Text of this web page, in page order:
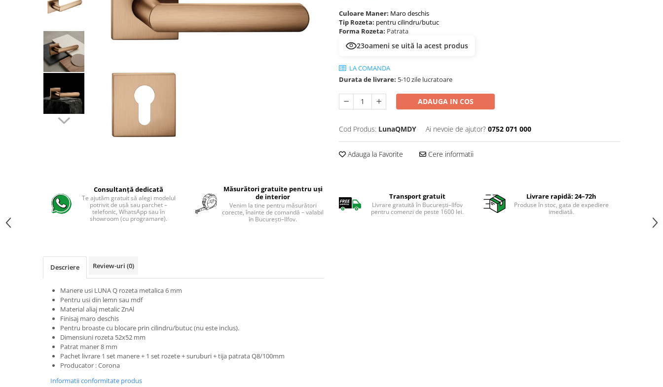
River 12 mm
Woodstock 8mm
Woodstock PRO 8mm
Woodstock XL 10mm
Woodstock XL 8mm
Finsa - Laminat
Finfloor 12mm
Finfloor XL 10mm
Advanced 8 mm
Amazone 10 mm
Evolution 12 mm
Mammut 12 mm
Progress 10 mm
Culoare Maner: Maro deschis
Tip Rozeta: pentru cilindru/butuc
Forma Rozeta: Patrata
23oameni se uită la acest produs
LA COMANDA
Durata de livrare: 5-10 zile lucratoare
ADAUGA IN COS
Cod Produs: LunaQMDY Ai nevoie de ajutor? 0752 071 000
Adauga la Favorite Cere informatii
Consultanță dedicată
Te ajutăm gratuit să alegi modelul
potrivit de ușă sau parchet –
telefonic, WhatsApp sau în
showroom (cu programare).
Măsurători gratuite pentru uși
de interior
Venim la tine pentru măsurători
corecte, înainte de comandă – valabil
în București–Ilfov.
Transport gratuit
Livrare gratuită în București–Ilfov
pentru comenzi de peste 1600 lei.
Livrare rapidă: 24–72h
Produse în stoc, gata de expediere
imediată.
Descriere Review-uri (0)
Manere usi LUNA Q rozeta metalica 6 mm
Pentru usi din lemn sau mdf
Material aliaj metalic ZnAl
Finisaj maro deschis
Pentru broastecu blocare prin cilindru/butuc (nu este inclus).
Dimensiuni rozeta 52x52 mm
Patrat maner 8 mm
Pachet livrare 1 set manere + 1 set rozete + suruburi + tija patrata Q8/100mm
Producator : Corona
Informatii conformitate produs